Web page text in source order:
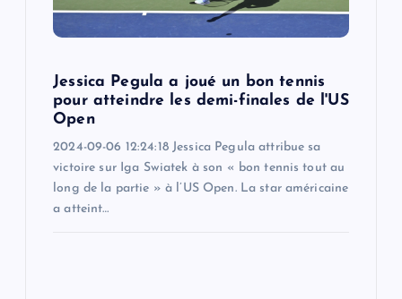
Jessica Pegula a joué un bon tennis
pour atteindre les demi-finales de l'US
Open
2024-09-06 12:24:18 Jessica Pegula attribue sa
victoire sur Iga Swiatek à son « bon tennis tout au
long de la partie » à l’US Open. La star américaine
a atteint…